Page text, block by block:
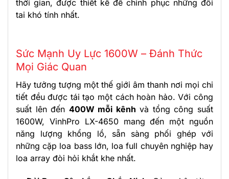
thời gian, được thiết kế để chinh phục những đôi
tai khó tính nhất.
Sức Mạnh Uy Lực 1600W – Đánh Thức
Mọi Giác Quan
Hãy tưởng tượng một thế giới âm thanh nơi mọi chi
tiết đều được tái tạo một cách hoàn hảo. Với công
suất lên đến 400W mỗi kênh và tổng công suất
1600W, VinhPro LX-4650 mang đến một nguồn
năng lượng khổng lồ, sẵn sàng phối ghép với
những cặp loa bass lớn, loa full chuyên nghiệp hay
loa array đòi hỏi khắt khe nhất.